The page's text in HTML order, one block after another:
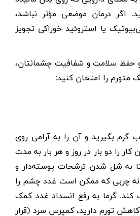
اگر درمان موضعی مؤثر نباشد،
یا استروئید خوراکی تجویز
حفظ سلامت و شفافیت چشمانتان،
متورم را امتحان کنید:
گرم بگیرید و آن را به آرامی روی
کار را دو بار در روز و هر بار به مدت
به شل شدن ترشحات پوسته‌دار و
چربی که ممکن است غدد چشم را
کند. گرما به رفع انسداد غدد کمک
تورم دارید، کمپرس سرد (قرار